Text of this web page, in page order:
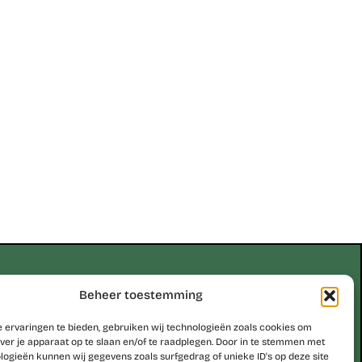
Beheer toestemming
ervaringen te bieden, gebruiken wij technologieën zoals cookies om
je apparaat op te slaan en/of te raadplegen. Door in te stemmen met
kunnen wij gegevens zoals surfgedrag of unieke ID's op deze site
Erik Scheirlinckx